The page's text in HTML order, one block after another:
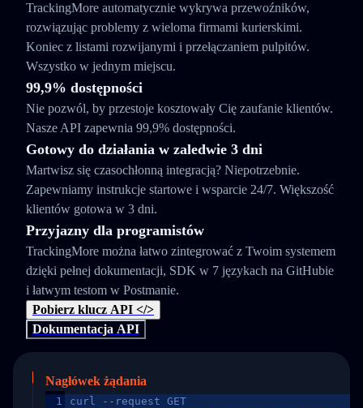
TrackingMore automatycznie wykrywa przewoźników,
rozwiązując problemy z wieloma firmami kurierskimi.
Koniec z listami rozwijanymi i przełączaniem pulpitów.
Wszystko w jednym miejscu.
99,9% dostępności
Nie pozwól, by przestoje kosztowały Cię zaufanie klientów.
Nasze API zapewnia 99,9% dostępności.
Gotowy do działania w zaledwie 3 dni
Martwisz się czasochłonną integracją? Niepotrzebnie.
Zapewniamy instrukcje startowe i wsparcie 24/7. Większość
klientów gotowa w 3 dni.
Przyjazny dla programistów
TrackingMore można łatwo zintegrować z Twoim systemem
dzięki pełnej dokumentacji, SDK w 7 językach na GitHubie
i łatwym testom w Postmanie.
Pobierz klucz API </>
Dokumentacja API
Nagłówek żądania
1
curl --request GET